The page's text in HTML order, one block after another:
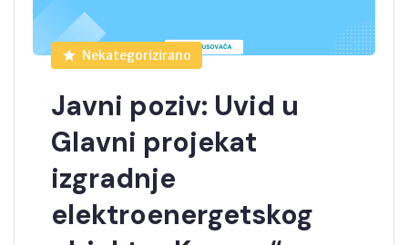
Nekategorizirano
Javni poziv: Uvid u
Glavni projekat
izgradnje
elektroenergetskog